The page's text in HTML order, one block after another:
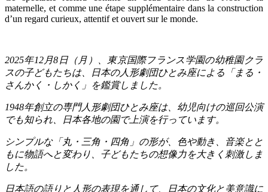
maternelle, et comme une étape supplémentaire dans la construction
d’un regard curieux, attentif et ouvert sur le monde.
2025年12月8日（月）、東京国際フランス学園の幼稚園クラ
スの子どもたちは、日本の人形劇団ひとみ座による「まる・
さんかく・しかく」を鑑賞しました。
1948年創立の専門人形劇団ひとみ座は、幼児向けの巡回公演
でも知られ、日本各地の園で上演を行っています。
シンプルな「丸・三角・四角」の形が、色や動き、音楽とと
もに物語へと変わり、子どもたちの想像力を大きく刺激しま
した。
日本語の語りと人形の表現を通して、日本の文化と美意識に